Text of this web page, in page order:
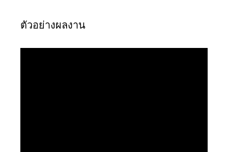
ตัวอย่างผลงาน